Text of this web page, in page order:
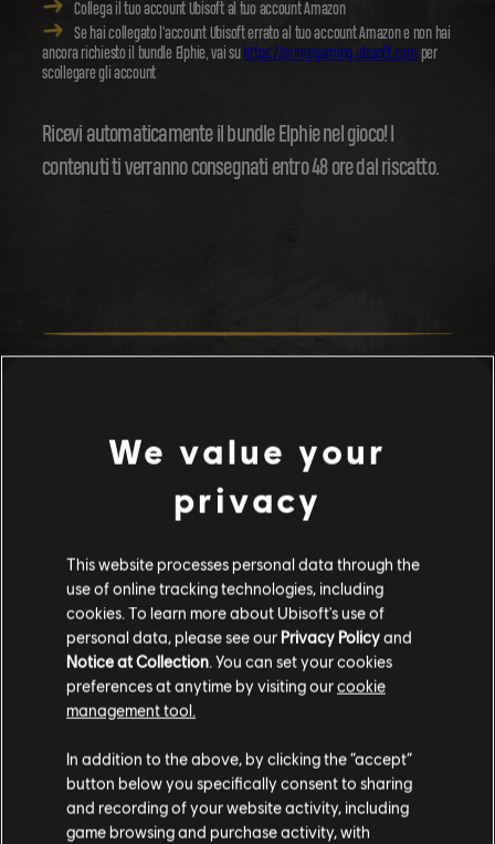
INDIETRO
Collega il tuo account Ubisoft al tuo account Amazon
Se hai collegato l'account Ubisoft errato al tuo account Amazon e non hai
ancora richiesto il bundle Elphie, vai su https://primegaming.ubisoft.com per
scollegare gli account
Ricevi automaticamente il bundle Elphie nel gioco! I
contenuti ti verranno consegnati entro 48 ore dal riscatto.
We value your
privacy
This website processes personal data through the
use of online tracking technologies, including
cookies. To learn more about Ubisoft's use of
personal data, please see our Privacy Policyand
Notice at Collection . You can set your cookies
preferences at anytime by visiting ourcookie
management tool.
In addition to the above, by clicking the “accept”
button below you specifically consent to sharing
and recording of your website activity, including
game browsing and purchase activity, with